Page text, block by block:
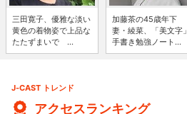
三田寛子、優雅な淡い
黄色の着物姿で上品な
たたずまいで ...
加藤茶の45歳年下
妻・綾菜、「美文字」
手書き勉強ノート...
J-CAST トレンド
アクセスランキング